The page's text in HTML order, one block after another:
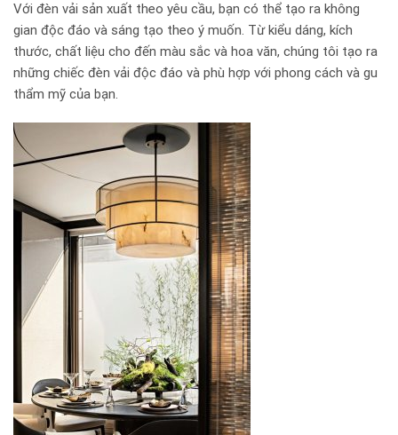
Với đèn vải sản xuất theo yêu cầu, bạn có thể tạo ra không
gian độc đáo và sáng tạo theo ý muốn. Từ kiểu dáng, kích
thước, chất liệu cho đến màu sắc và hoa văn, chúng tôi tạo ra
những chiếc đèn vải độc đáo và phù hợp với phong cách và gu
thẩm mỹ của bạn.